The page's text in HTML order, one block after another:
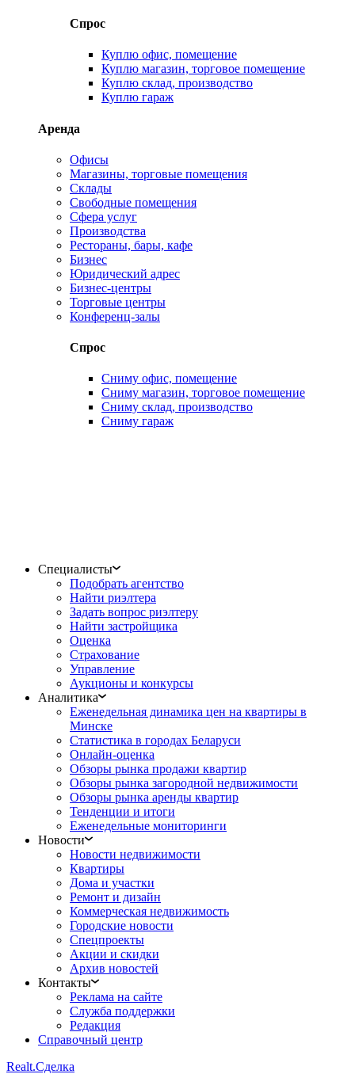
Спрос
Куплю офис, помещение
Куплю магазин, торговое помещение
Куплю склад, производство
Куплю гараж
Аренда
Офисы
Магазины, торговые помещения
Склады
Свободные помещения
Сфера услуг
Производства
Рестораны, бары, кафе
Бизнес
Юридический адрес
Бизнес-центры
Торговые центры
Конференц-залы
Спрос
Сниму офис, помещение
Сниму магазин, торговое помещение
Сниму склад, производство
Сниму гараж
Специалисты
Подобрать агентство
Найти риэлтера
Задать вопрос риэлтеру
Найти застройщика
Оценка
Страхование
Управление
Аукционы и конкурсы
Аналитика
Еженедельная динамика цен на квартиры в
Минске
Статистика в городах Беларуси
Онлайн-оценка
Обзоры рынка продажи квартир
Обзоры рынка загородной недвижимости
Обзоры рынка аренды квартир
Тенденции и итоги
Еженедельные мониторинги
Новости
Новости недвижимости
Квартиры
Дома и участки
Ремонт и дизайн
Коммерческая недвижимость
Городские новости
Спецпроекты
Акции и скидки
Архив новостей
Контакты
Реклама на сайте
Служба поддержки
Редакция
Справочный центр
Realt.Сделка